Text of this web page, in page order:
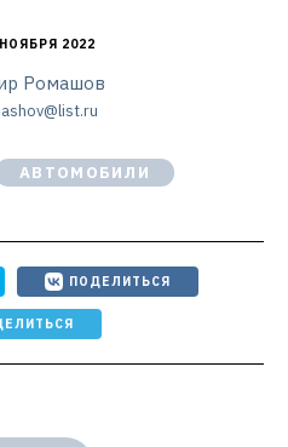
2022
Ромашов
АВТОМОБИЛИ
ПОДЕЛИТЬСЯ